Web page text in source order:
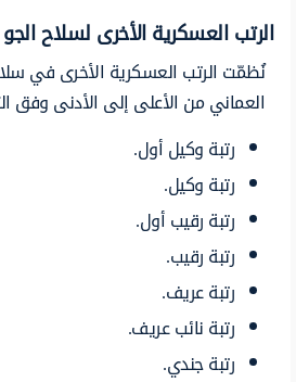
الرتب العسكرية الأخرى لسلاح
نُظمّت الرتب العسكرية الأخرى في
العماني من الأعلى إلى الأدنى وفق
رتبة وكيل أول.
رتبة وكيل.
رتبة رقيب أول.
رتبة رقيب.
رتبة عريف.
رتبة نائب عريف.
رتبة جندي.